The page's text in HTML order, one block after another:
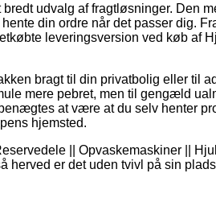
udvalg af fragtløsninger. Den
din ordre når det passer dig.
leveringsversion ved køb af
bragt til din privatbolig eller til
mere pebret, men til gengæld
at være at du selv henter
hjemsted.
|| Opvaskemaskiner ||
herved er det uden tvivl på sin